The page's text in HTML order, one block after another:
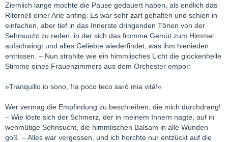
Ziemlich lange mochte die Pause gedauert haben, als endlich das
Ritornell einer Arie anfing. Es war sehr zart gehalten und schien in
einfachen, aber tief in das Innerste dringenden Tönen von der
Sehnsucht zu reden, in der sich das fromme Gemüt zum Himmel
aufschwingt und alles Geliebte wiederfindet, was ihm hienieden
entrissen. – Nun strahlte wie ein himmlisches Licht die glockenhelle
Stimme eines Frauenzimmers aus dem Orchester empor:
»Tranquillo io sono, fra poco teco sarò mia vità!«
Wer vermag die Empfindung zu beschreiben, die mich durchdrang!
– Wie löste sich der Schmerz, der in meinem Innern nagte, auf in
wehmütige Sehnsucht, die himmlischen Balsam in alle Wunden
goß. – Alles war vergessen, und ich horchte nur entzückt auf die